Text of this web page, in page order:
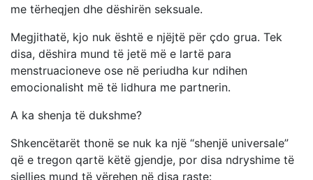
me tërheqjen dhe dëshirën seksuale.
Megjithatë, kjo nuk është e njëjtë për çdo grua. Tek
disa, dëshira mund të jetë më e lartë para
menstruacioneve ose në periudha kur ndihen
emocionalisht më të lidhura me partnerin.
A ka shenja të dukshme?
Shkencëtarët thonë se nuk ka një “shenjë universale”
që e tregon qartë këtë gjendje, por disa ndryshime të
sjelljes mund të vërehen në disa raste: